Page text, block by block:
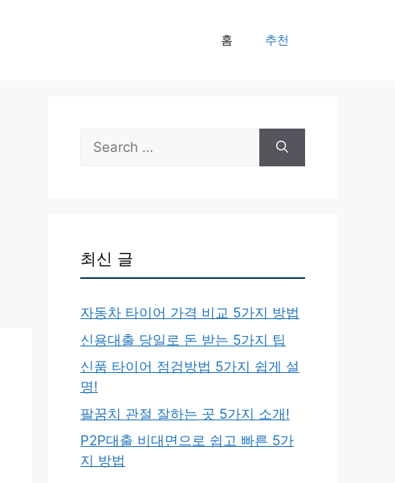
홈 추천
Search
for:
최신 글
자동차 타이어 가격 비교 5가지 방법
신용대출 당일로 돈 받는 5가지 팁
신품 타이어 점검방법 5가지 쉽게 설
명!
팔꿈치 관절 잘하는 곳 5가지 소개!
P2P대출 비대면으로 쉽고 빠른 5가
지 방법